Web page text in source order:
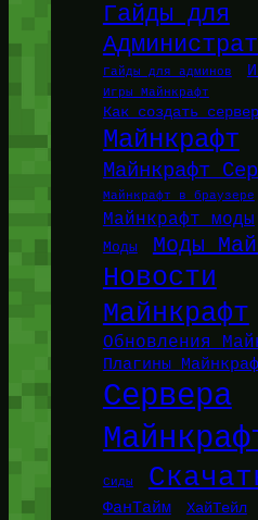
Гайды для
Гайды для админов
Игры Майнкрафт
Как создать
Майнкрафт
Майнкрафт
Майнкрафт в браузере
Майнкрафт моды
Моды Моды
Новости
Майнкрафт
Обновления
Плагины
Сервера
Сиды
ФанТайм ХайТейл